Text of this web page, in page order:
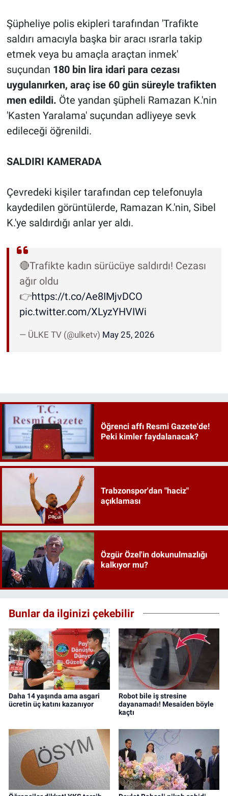
Şüpheliye polis ekipleri tarafından 'Trafikte
saldırı amacıyla başka bir aracı ısrarla takip
etmek veya bu amaçla araçtan inmek'
suçundan 180 bin lira idari para cezası
uygulanırken, araç ise 60 gün süreyle trafikten
men edildi. Öte yandan şüpheli Ramazan K.'nin
'Kasten Yaralama' suçundan adliyeye sevk
edileceği öğrenildi.
SALDIRI KAMERADA
Çevredeki kişiler tarafından cep telefonuyla
kaydedilen görüntülerde, Ramazan K.'nin, Sibel
K.'ye saldırdığı anlar yer aldı.
🔴Trafikte kadın sürücüye saldırdı! Cezası
ağır oldu
👉https://t.co/Ae8IMjvDCO
pic.twitter.com/XLyzYHVIWi
— ÜLKE TV (@ulketv) May 25, 2026
Öğrenci affı Resmi Gazete'de!
Peki kimler faydalanacak?
Trabzonspor'dan "haciz"
açıklaması
Özgür Özel'in dokunulmazlığı
kalkıyor mu?
Bunlar da ilginizi çekebilir
Daha 14 yaşında ama asgari
ücretin üç katını kazanıyor
Robot bile iş stresine
dayanamadı! Mesaiden böyle
kaçtı